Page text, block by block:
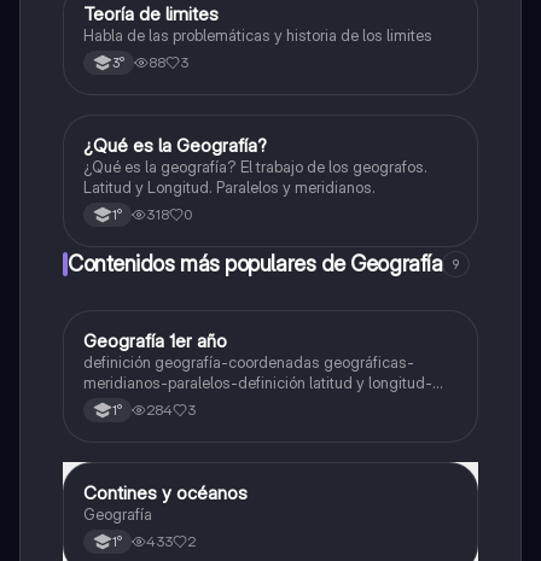
Geografía
Teoría de limites
Habla de las problemáticas y historia de los limites
3° 88 3
Geografía
¿Qué es la Geografía?
¿Qué es la geografía? El trabajo de los geografos.
Latitud y Longitud. Paralelos y meridianos.
1° 318 0
Contenidos más populares de Geografía 9
Geografía
Geografía 1er año
definición geografía-coordenadas geográficas-
meridianos-paralelos-definición latitud y longitud-
elementos del mapa-definición mapa-localización
relativa y absoluta
1° 284 3
Geografía
Contines y océanos
Geografía
1° 433 2